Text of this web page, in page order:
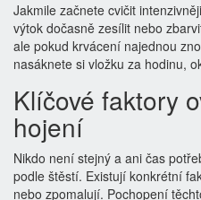
Jakmile začnete cvičit
výtok dočasně zesílit nebo
ale pokud krvácení najednou
nasáknete si vložku za hodinu,
Klíčové faktory
hojení
Nikdo není stejný a ani čas
podle štěstí. Existují konkrétní
nebo zpomalují. Pochopení